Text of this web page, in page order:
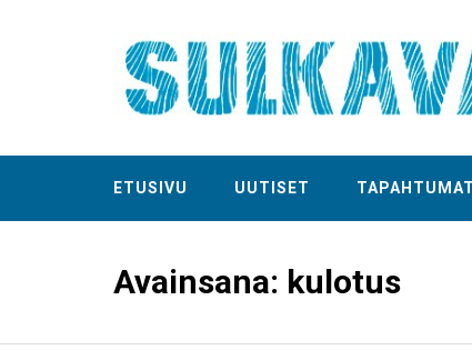
ETUSIVU UUTISET TAPAHTUMAT
Avainsana: kulotus